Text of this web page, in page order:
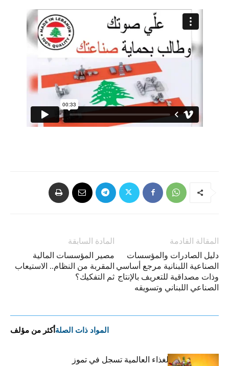
المادة السابقة
مصير المؤسسات المالية
المقربة من النظام.. الاستيعاب
ثم التفكيك؟
المقالة القادمة
دليل الصادرات والمؤسسات
الصناعية اللبنانية مرجع أساسي
وذات مصداقية للتعريف بالإنتاج
الصناعي اللبناني وتسويقه
المواد ذات الصلةأكثر من مؤلف
“الفاو”: أسعار الغذاء العالمية تسجل في تموز